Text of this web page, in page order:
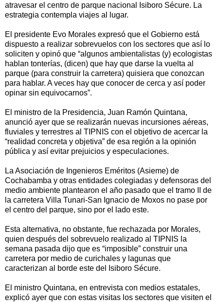
atravesar el centro de parque nacional Isiboro Sécure. La
estrategia contempla viajes al lugar.
El presidente Evo Morales expresó que el Gobierno está
dispuesto a realizar sobrevuelos con los sectores que así lo
soliciten y opinó que “algunos ambientalistas (y) ecologistas
hablan tonterías, (dicen) que hay que darse la vuelta al
parque (para construir la carretera) quisiera que conozcan
para hablar. A veces hay que conocer de cerca y así poder
opinar sin equivocarnos”.
El ministro de la Presidencia, Juan Ramón Quintana,
anunció ayer que se realizarán nuevas incursiones aéreas,
fluviales y terrestres al TIPNIS con el objetivo de acercar la
“realidad concreta y objetiva” de esa región a la opinión
pública y así evitar prejuicios y especulaciones.
La Asociación de Ingenieros Eméritos (Asieme) de
Cochabamba y otras entidades colegiadas y defensoras del
medio ambiente plantearon el año pasado que el tramo II de
la carretera Villa Tunari-San Ignacio de Moxos no pase por
el centro del parque, sino por el lado este.
Esta alternativa, no obstante, fue rechazada por Morales,
quien después del sobrevuelo realizado al TIPNIS la
semana pasada dijo que es “imposible” construir una
carretera por medio de curichales y lagunas que
caracterizan al borde este del Isiboro Sécure.
El ministro Quintana, en entrevista con medios estatales,
explicó ayer que con estas visitas los sectores que visiten el